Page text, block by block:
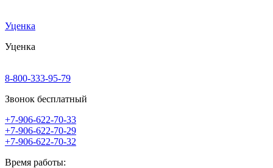
Уценка
Уценка
8-800-333-95-79
Звонок бесплатный
+7-906-622-70-33
+7-906-622-70-29
+7-906-622-70-32
Время работы: